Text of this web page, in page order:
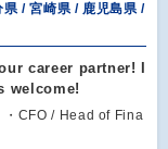
/ 宮崎県 / 鹿児島県 /
career partner! I
welcome!
・CFO / Head of Fina